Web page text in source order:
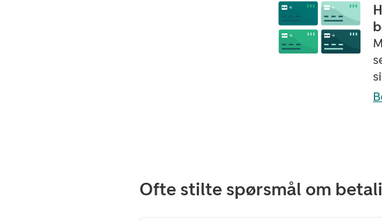
Ofte stilte spørsmål om